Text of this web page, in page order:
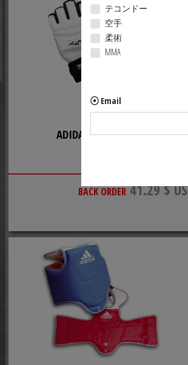
ADIDAS TKD GLOVES
BACK ORDER 41.29 $ US
テコンドー
空手
柔術
MMA
Email